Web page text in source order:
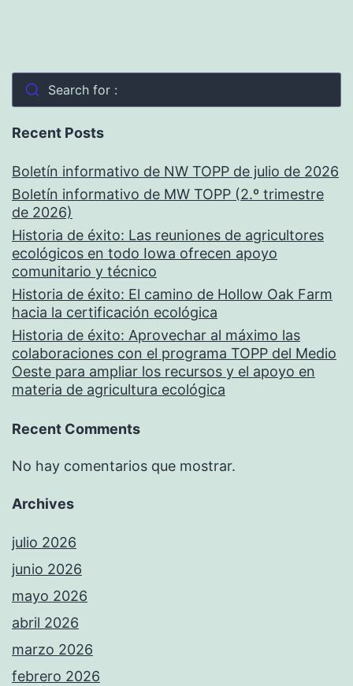
Search for :
Recent Posts
Boletín informativo de NW TOPP de julio de 2026
Boletín informativo de MW TOPP (2.º trimestre
de 2026)
Historia de éxito: Las reuniones de agricultores
ecológicos en todo Iowa ofrecen apoyo
comunitario y técnico
Historia de éxito: El camino de Hollow Oak Farm
hacia la certificación ecológica
Historia de éxito: Aprovechar al máximo las
colaboraciones con el programa TOPP del Medio
Oeste para ampliar los recursos y el apoyo en
materia de agricultura ecológica
Recent Comments
No hay comentarios que mostrar.
Archives
julio 2026
junio 2026
mayo 2026
abril 2026
marzo 2026
febrero 2026